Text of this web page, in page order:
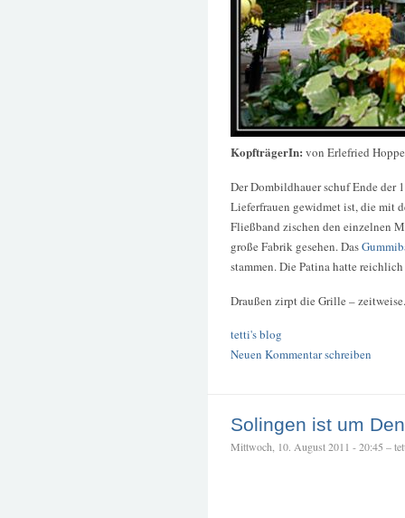
KopfträgerIn: von Erlefried Hoppe
Der Dombildhauer schuf Ende der
Lieferfrauen gewidmet ist, die mit
Fließband zischen den einzelnen
große Fabrik gesehen. Das
stammen. Die Patina hatte
Draußen zirpt die Grille – zeitweise.
tetti's blog
Neuen Kommentar schreiben
Solingen ist um
Mittwoch, 10. August 2011 - 20:45 –